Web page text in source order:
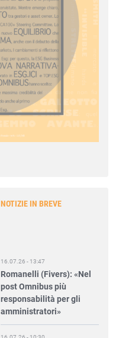
NOTIZIE IN BREVE
Romanelli (Fivers): «Nel
post Omnibus più
responsabilità per gli
amministratori»